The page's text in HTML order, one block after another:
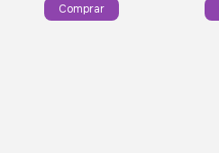
Comprar